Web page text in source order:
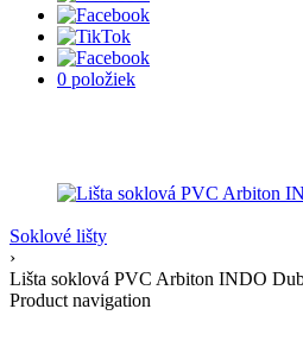
0 položiek
Soklové lišty
›
Lišta soklová PVC Arbiton INDO
Product navigation